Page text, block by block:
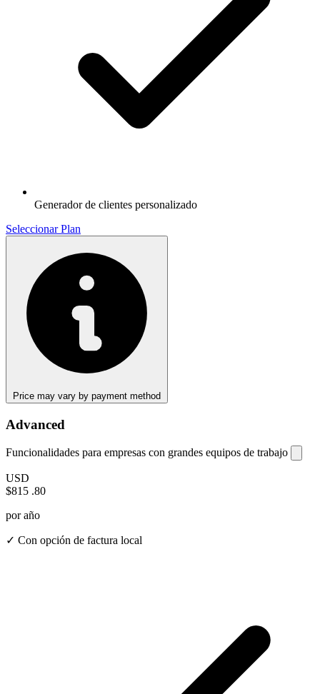
Generador de clientes personalizado
Seleccionar Plan
Price may vary by payment method
Advanced
Funcionalidades para empresas con grandes equipos de trabajo
USD
$815 .80
por año
✓ Con opción de factura local